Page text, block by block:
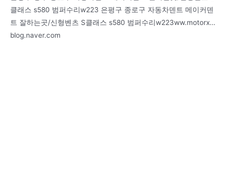
클래스 s580 범퍼수리w223 은평구 종로구 자동차덴트 메이커덴
트 잘하는곳/신형벤츠 S클래스 s580 범퍼수리w223ww.motorx…
blog.naver.com